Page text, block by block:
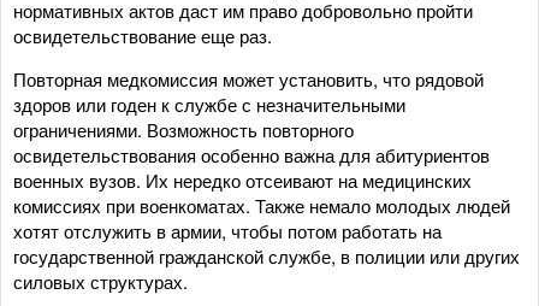
нормативных актов даст им право добровольно пройти
освидетельствование еще раз.
Повторная медкомиссия может установить, что рядовой
здоров или годен к службе с незначительными
ограничениями. Возможность повторного
освидетельствования особенно важна для абитуриентов
военных вузов. Их нередко отсеивают на медицинских
комиссиях при военкоматах. Также немало молодых людей
хотят отслужить в армии, чтобы потом работать на
государственной гражданской службе, в полиции или других
силовых структурах.